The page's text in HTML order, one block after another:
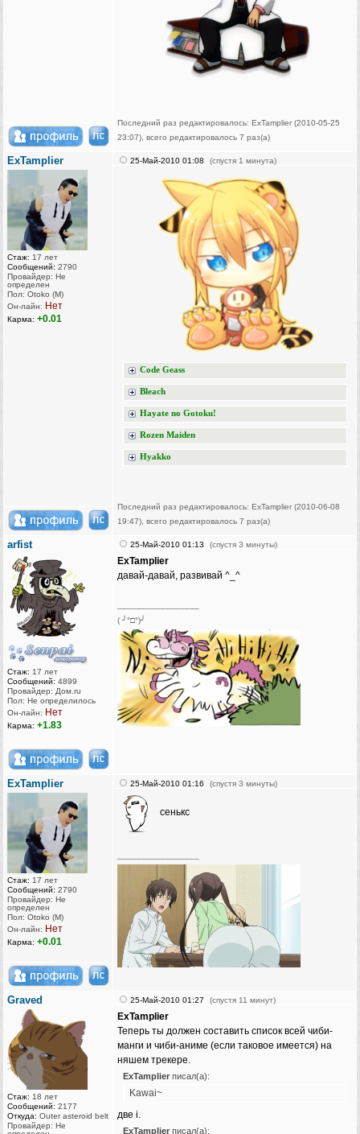
Последний раз редактировалось: ExTamplier (2010-05-25
23:07), всего редактировалось 7 раз(а)
ExTamplier
Стаж: 17 лет
Сообщений: 2790
Провайдер: Не
определен
Пол: Otoko (M)
Он-лайн: Нет
Карма: +0.01
25-Май-2010 01:08 (спустя 1 минута)
Code Geass
Bleach
Hayate no Gotoku!
Rozen Maiden
Hyakko
Последний раз редактировалось: ExTamplier (2010-06-08
19:47), всего редактировалось 7 раз(а)
arfist
Стаж: 17 лет
Сообщений: 4899
Провайдер: Дом.ru
Пол: Не определилось
Он-лайн: Нет
Карма: +1.83
25-Май-2010 01:13 (спустя 3 минуты)
ExTamplier
давай-давай, развивай ^_^
( ╯°□°)╯
ExTamplier
Стаж: 17 лет
Сообщений: 2790
Провайдер: Не
определен
Пол: Otoko (M)
Он-лайн: Нет
Карма: +0.01
25-Май-2010 01:16 (спустя 3 минуты)
сенькс
Graved
Стаж: 18 лет
Сообщений: 2177
Откуда: Outer asteroid belt
Провайдер: Не
25-Май-2010 01:27 (спустя 11 минут)
ExTamplier
Теперь ты должен составить список всей чиби-
манги и чиби-аниме (если таковое имеется) на
няшем трекере.
ExTamplier писал(а):
Kawai~
две i.
ExTamplier писал(а):